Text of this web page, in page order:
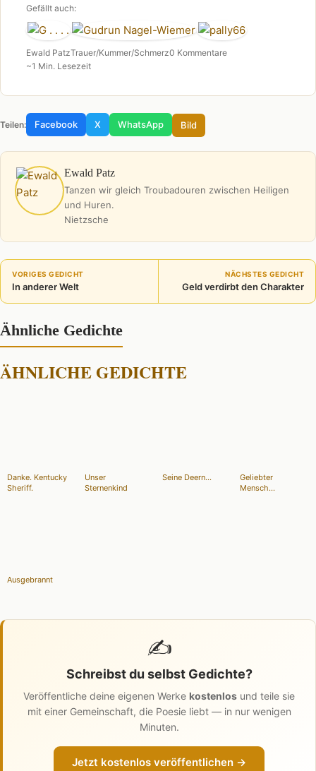
Gefällt auch:
Ewald PatzTrauer/Kummer/Schmerz0 Kommentare
~1 Min. Lesezeit
Teilen: Facebook X WhatsApp Bild
Ewald Patz
Tanzen wir gleich Troubadouren zwischen Heiligen
und Huren.
Nietzsche
VORIGES GEDICHT
In anderer Welt
NÄCHSTES GEDICHT
Geld verdirbt den Charakter
Ähnliche Gedichte
ÄHNLICHE GEDICHTE
Danke. Kentucky
Sheriff.
Unser
Sternenkind
Seine Deern...
Geliebter
Mensch...
Ausgebrannt
✍️
Schreibst du selbst Gedichte?
Veröffentliche deine eigenen Werke kostenlos und teile sie
mit einer Gemeinschaft, die Poesie liebt — in nur wenigen
Minuten.
Jetzt kostenlos veröffentlichen →